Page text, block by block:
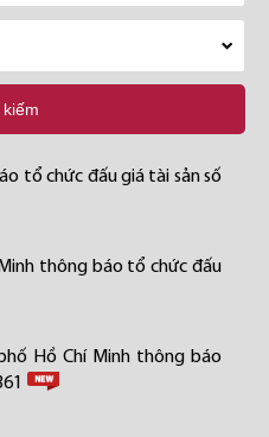
tổ chức đấu giá tài sản số
thông báo tổ chức đấu
Hồ Chí Minh thông báo